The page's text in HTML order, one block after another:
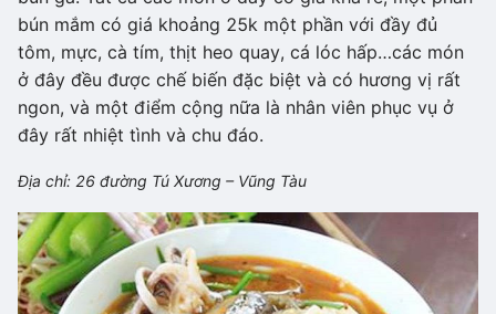
bún mắm có giá khoảng 25k một phần với đầy đủ
tôm, mực, cà tím, thịt heo quay, cá lóc hấp…các món
ở đây đều được chế biến đặc biệt và có hương vị rất
ngon, và một điểm cộng nữa là nhân viên phục vụ ở
đây rất nhiệt tình và chu đáo.
Địa chỉ: 26 đường Tú Xương – Vũng Tàu